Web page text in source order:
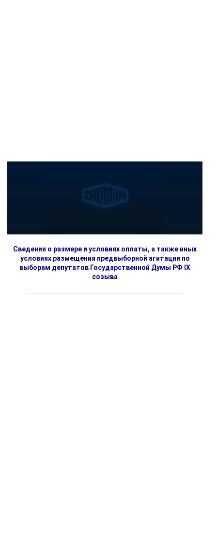
Сведения о размере и условиях оплаты, а также иных
условиях размещения предвыборной агитации по
выборам депутатов Государственной Думы РФ IX
созыва